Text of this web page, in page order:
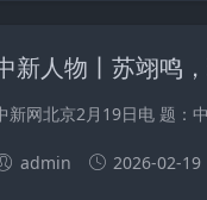
新人物丨苏翊鸣
新网北京2月19日电 题：
admin 2026-02-19